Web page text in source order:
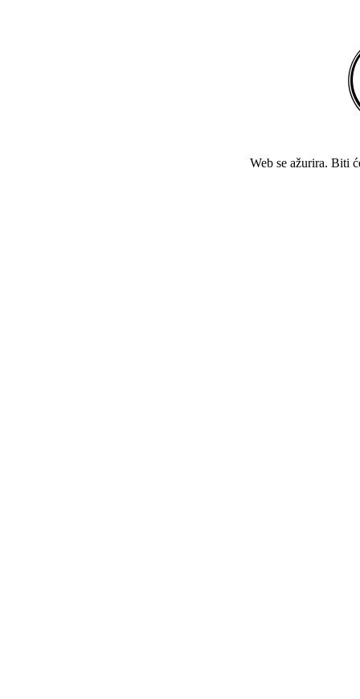
Web se ažurira. Biti